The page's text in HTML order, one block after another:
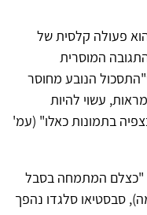
פעולה קלסית של
המוסרית
לאוביקט זה". ( עמ' 71) וש"התסכול הנובע מחוסר
עשוי להיות
בתמונות כאלו" (עמ'
"כצלם המתמחה בסבל
סבסטיאו סלגדו נהפך